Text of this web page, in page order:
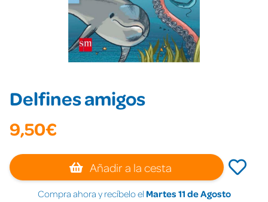
Delfines amigos
9,50€
Añadir a la cesta
Compra ahora y recíbelo el Martes 11 de Agosto